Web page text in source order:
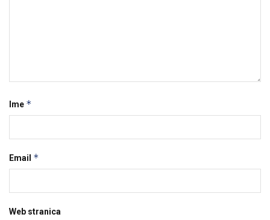
Ime *
Email *
Web stranica